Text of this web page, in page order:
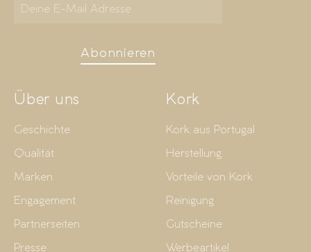
Abonnieren
Über uns
Geschichte
Qualität
Marken
Engagement
Partnerseiten
Presse
Kork
Kork aus Portugal
Herstellung
Vorteile von Kork
Reinigung
Gutscheine
Werbeartikel